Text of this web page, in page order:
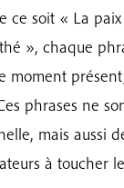
ce soit « La
», chaque
moment
phrases ne
mais aussi
à toucher